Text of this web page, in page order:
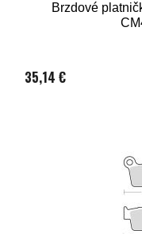
Brzdové
35,14 €